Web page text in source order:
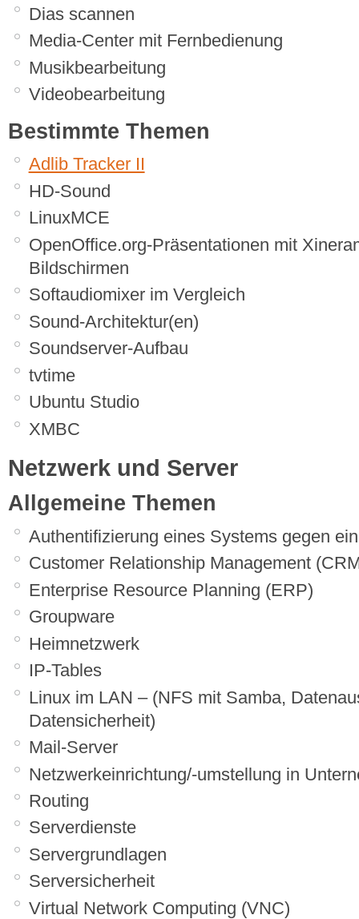
Dias scannen
Media-Center mit Fernbedienung
Musikbearbeitung
Videobearbeitung
Bestimmte Themen
Adlib Tracker II
HD-Sound
LinuxMCE
OpenOffice.org-Präsentationen mit
Bildschirmen
Softaudiomixer im Vergleich
Sound-Architektur(en)
Soundserver-Aufbau
tvtime
Ubuntu Studio
XMBC
Netzwerk und Server
Allgemeine Themen
Authentifizierung eines Systems gegen
Customer Relationship Management
Enterprise Resource Planning (ERP)
Groupware
Heimnetzwerk
IP-Tables
Linux im LAN – (NFS mit Samba,
Datensicherheit)
Mail-Server
Netzwerkeinrichtung/-umstellung in
Routing
Serverdienste
Servergrundlagen
Serversicherheit
Virtual Network Computing (VNC)